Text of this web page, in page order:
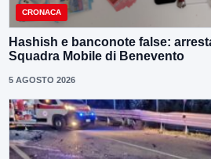
CRONACA
Hashish e banconote false:
Squadra Mobile di Benevento
5 AGOSTO 2026